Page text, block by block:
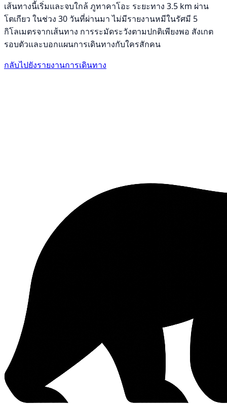
เส้นทางนี้เริ่มและจบใกล้ ภูทาคาโอะ ระยะทาง 3.5 km ผ่าน
โตเกียว ในช่วง 30 วันที่ผ่านมา ไม่มีรายงานหมีในรัศมี 5
กิโลเมตรจากเส้นทาง การระมัดระวังตามปกติเพียงพอ สังเกต
รอบตัวและบอกแผนการเดินทางกับใครสักคน
กลับไปยังรายงานการเดินทาง